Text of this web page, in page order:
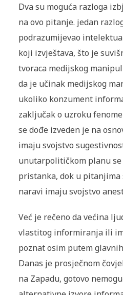
Dva su moguća razloga
na ovo pitanje. jedan
podrazumijevao
koji izvještava, što je
tvoraca medijskog
da je učinak medijskog
ukoliko konzument
zaključak o uzroku
se dođe izveden je na
imaju svojstvo
unutarpolitičkom planu
pristanka, dok u
naravi imaju svojstvo
Već je rečeno da većina
vlastitog informiranja ili
poznat osim putem
Danas je prosječnom
na Zapadu, gotovo